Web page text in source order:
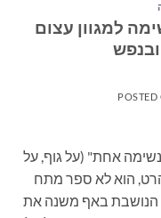
למגוון עצום
POSTED
אחת" (על גוף, על
הוא לא ספר מתח
הנושבת באף משנה את